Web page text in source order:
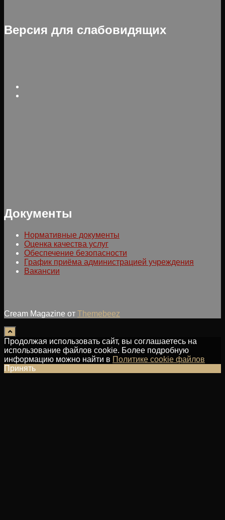
Версия для слабовидящих
Документы
Нормативные документы
Оценка качества услуг
Обеспечение безопасности
График приёма администрацией учреждения
Вакансии
Cream Magazine от Themebeez
Продолжая использовать сайт, вы соглашаетесь на
использование файлов cookie. Более подробную
информацию можно найти в Политике cookie файлов
Принять